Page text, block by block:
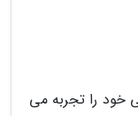
خود را تجربه می